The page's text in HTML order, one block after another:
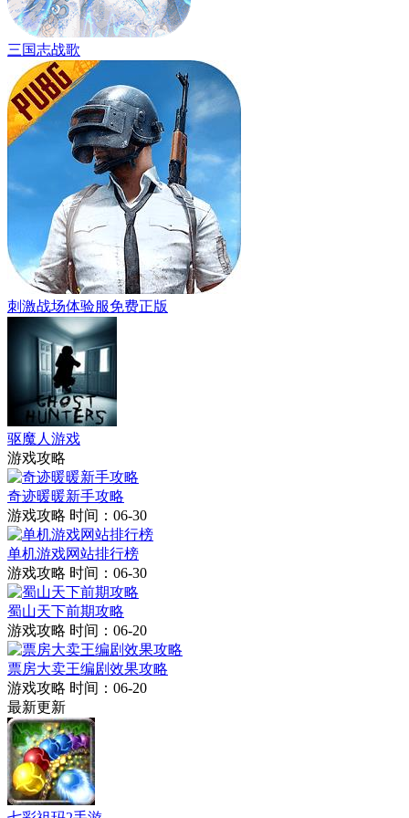
三国志战歌
刺激战场体验服免费正版
驱魔人游戏
游戏攻略
奇迹暖暖新手攻略
游戏攻略 时间：06-30
单机游戏网站排行榜
游戏攻略 时间：06-30
蜀山天下前期攻略
游戏攻略 时间：06-20
票房大卖王编剧效果攻略
游戏攻略 时间：06-20
最新更新